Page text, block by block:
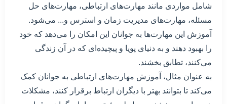
شامل مواردی مانند مهارت‌های ارتباطی، مهارت‌های حل
مسئله، مهارت‌های مدیریت زمان و استرس و... می‌شود.
آموزش این مهارت‌ها به جوانان این امکان را می‌دهد که خود
را بهبود دهند و به دنیای پویا و پیچیده‌ای که در آن زندگی
می‌کنند، تطابق بخشند.
به عنوان مثال، آموزش مهارت‌های ارتباطی به جوانان کمک
می‌کند تا بتوانند بهتر با دیگران ارتباط برقرار کنند، مشکلات